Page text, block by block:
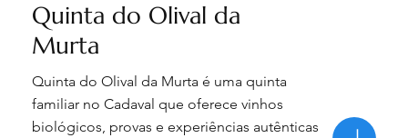
Quinta do Olival da
Murta
Quinta do Olival da Murta é uma quinta
familiar no Cadaval que oferece vinhos
biológicos, provas e experiências autênticas